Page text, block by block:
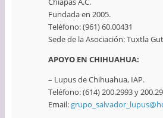
Fundada en 2005.
Teléfono: (961) 60.00431
Sede de la Asociación: Tuxtla
APOYO EN CHIHUAHUA:
– Lupus de Chihuahua, IAP.
Teléfono: (614) 200.2993 y
Email: